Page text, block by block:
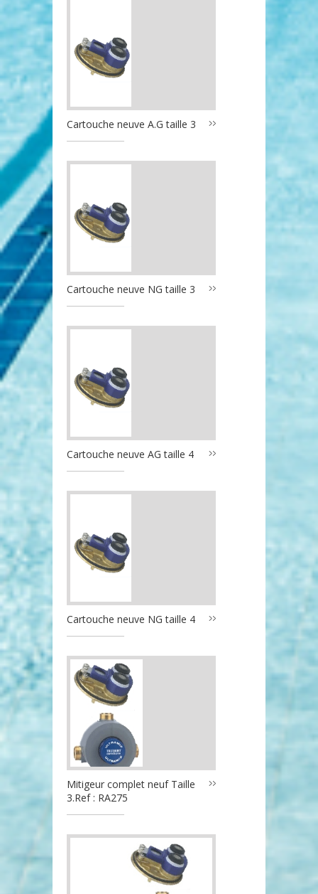
Cartouche neuve A.G taille 3
Cartouche neuve NG taille 3
Cartouche neuve AG taille 4
Cartouche neuve NG taille 4
Mitigeur complet neuf Taille
3.Ref : RA275